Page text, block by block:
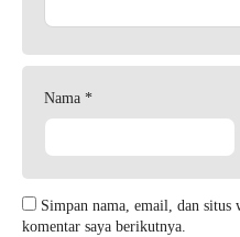
Nama *
Simpan nama, email, dan situs
komentar saya berikutnya.